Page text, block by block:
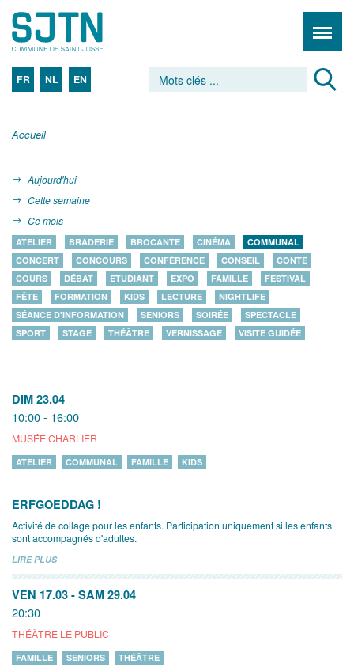
FR NL EN
Accueil
Aujourd'hui
Cette semaine
Ce mois
ATELIER BRADERIE BROCANTE CINÉMA
COMMUNAL
CONCERT
CONCOURS CONFÉRENCE CONSEIL
CONTE
COURS
DÉBAT ETUDIANT EXPO FAMILLE
FESTIVAL
FÊTE
FORMATION KIDS LECTURE
NIGHTLIFE
SÉANCE D'INFORMATION
SENIORS SOIRÉE
SPECTACLE
SPORT
STAGE THÉÂTRE VERNISSAGE VISITE GUIDÉE
DIM 23.04
10:00 - 16:00
MUSÉE CHARLIER
ATELIER COMMUNAL FAMILLE KIDS
ERFGOEDDAG !
Activité de collage pour les enfants. Participation uniquement si les enfants
sont accompagnés d'adultes.
LIRE PLUS
VEN 17.03 - SAM 29.04
20:30
THÉÂTRE LE PUBLIC
FAMILLE SENIORS THÉÂTRE